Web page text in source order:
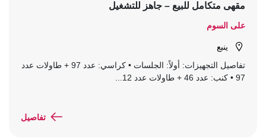
مقهى متكامل للبيع – جاهز للتشغيل
على السوم
ينبع
تفاصيل التجهيزات: أولاً: الجلسات • كراسي: عدد 97 + طاولات عدد
97 • كنب: عدد 46 + طاولات عدد 12...
تفاصيل